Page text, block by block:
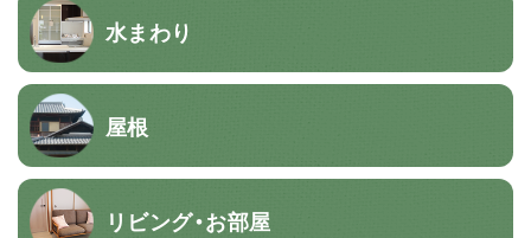
水まわり
屋根
リビング・お部屋